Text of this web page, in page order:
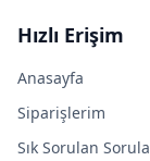
Hızlı Erişim
Anasayfa
Siparişlerim
Sık Sorulan